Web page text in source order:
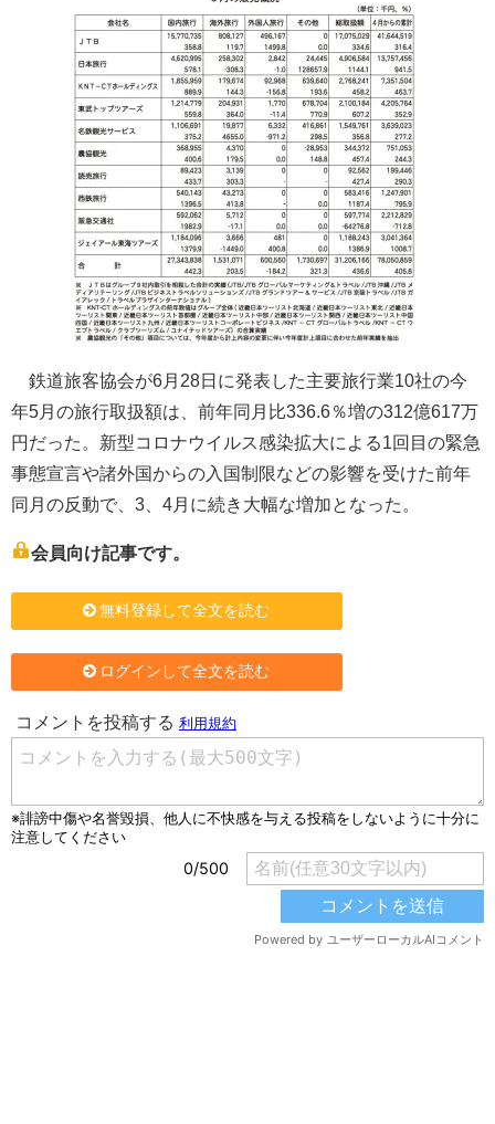
鉄道旅客協会が6月28日に発表した主要旅行業10社の今
年5月の旅行取扱額は、前年同月比336.6％増の312億617万
円だった。新型コロナウイルス感染拡大による1回目の緊急
事態宣言や諸外国からの入国制限などの影響を受けた前年
同月の反動で、3、4月に続き大幅な増加となった。
会員向け記事です。
無料登録して全文を読む
ログインして全文を読む